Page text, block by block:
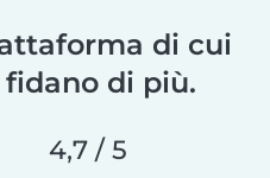
di cui
di più.
4,7 / 5